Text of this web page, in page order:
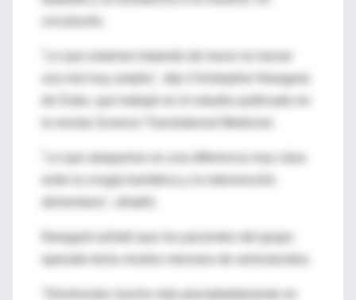
una red muy amplia", dijo Christopher Newgard,
de Duke, que trabajó en el estudio publicado en
"Lo que atrapamos es una diferencia muy clara
entre la cirugía bariátrica y la intervención
Newgard señaló que los pacientes del grupo